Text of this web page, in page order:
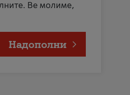
Ве молиме,
Надополни